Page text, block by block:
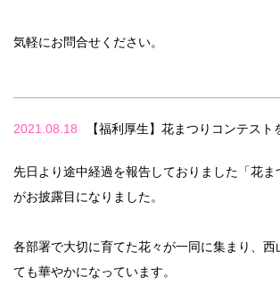
気軽にお問合せください。
2021.08.18 【福利厚生】花まつりコンテス
先日より途中経過を報告しておりました「花ま
がお披露目になりました。
各部署で大切に育てた花々が一同に集まり、西
ても華やかになっています。